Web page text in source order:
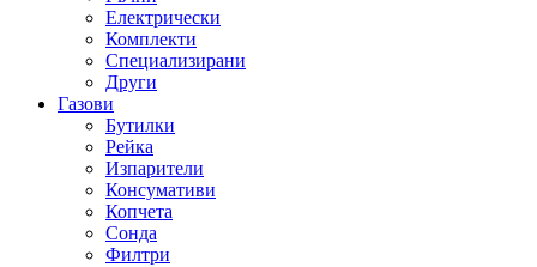
Електрически
Комплекти
Специализирани
Други
Газови
Бутилки
Рейка
Изпарители
Консумативи
Копчета
Сонда
Филтри